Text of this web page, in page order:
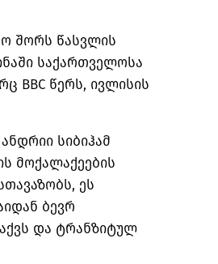
შორს წასვლის
საქართველოსა
BBC წერს, ივლისის
სიბიჰამ
მოქალაქეების
ეს
ბევრ
და ტრანზიტულ